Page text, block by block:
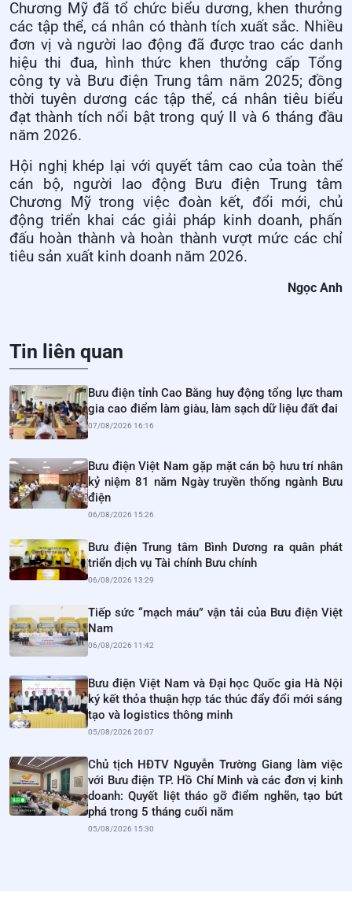
Chương Mỹ đã tổ chức biểu dương, khen thưởng
các tập thể, cá nhân có thành tích xuất sắc. Nhiều
đơn vị và người lao động đã được trao các danh
hiệu thi đua, hình thức khen thưởng cấp Tổng
công ty và Bưu điện Trung tâm năm 2025; đồng
thời tuyên dương các tập thể, cá nhân tiêu biểu
đạt thành tích nổi bật trong quý II và 6 tháng đầu
năm 2026.
Hội nghị khép lại với quyết tâm cao của toàn thể
cán bộ, người lao động Bưu điện Trung tâm
Chương Mỹ trong việc đoàn kết, đổi mới, chủ
động triển khai các giải pháp kinh doanh, phấn
đấu hoàn thành và hoàn thành vượt mức các chỉ
tiêu sản xuất kinh doanh năm 2026.
Ngọc Anh
Tin liên quan
Bưu điện tỉnh Cao Bằng huy động tổng lực tham
gia cao điểm làm giàu, làm sạch dữ liệu đất đai
07/08/2026 16:16
Bưu điện Việt Nam gặp mặt cán bộ hưu trí nhân
kỷ niệm 81 năm Ngày truyền thống ngành Bưu
điện
06/08/2026 15:26
Bưu điện Trung tâm Bình Dương ra quân phát
triển dịch vụ Tài chính Bưu chính
06/08/2026 13:29
Tiếp sức “mạch máu” vận tải của Bưu điện Việt
Nam
06/08/2026 11:42
Bưu điện Việt Nam và Đại học Quốc gia Hà Nội
ký kết thỏa thuận hợp tác thúc đẩy đổi mới sáng
tạo và logistics thông minh
05/08/2026 20:07
Chủ tịch HĐTV Nguyễn Trường Giang làm việc
với Bưu điện TP. Hồ Chí Minh và các đơn vị kinh
doanh: Quyết liệt tháo gỡ điểm nghẽn, tạo bứt
phá trong 5 tháng cuối năm
05/08/2026 15:30